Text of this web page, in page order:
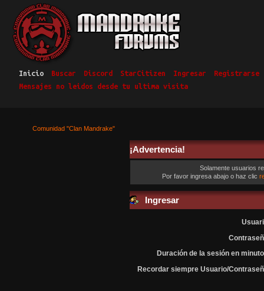
Inicio Buscar Discord StarCitizen Ingresar
Registrarse
Mensajes no leidos desde tu ultima visita
Comunidad "Clan Mandrake"
¡Advertencia!
Solamente usuarios
Por favor ingresa abajo o haz clic
Ingresar
Duración de la sesión en
Recordar siempre Usuario/